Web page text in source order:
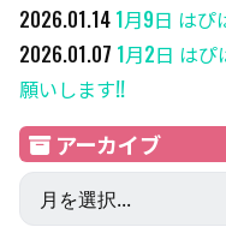
2026.01.14 1月9日 は
2026.01.07 1月2日 は
願いします!!
アーカイブ